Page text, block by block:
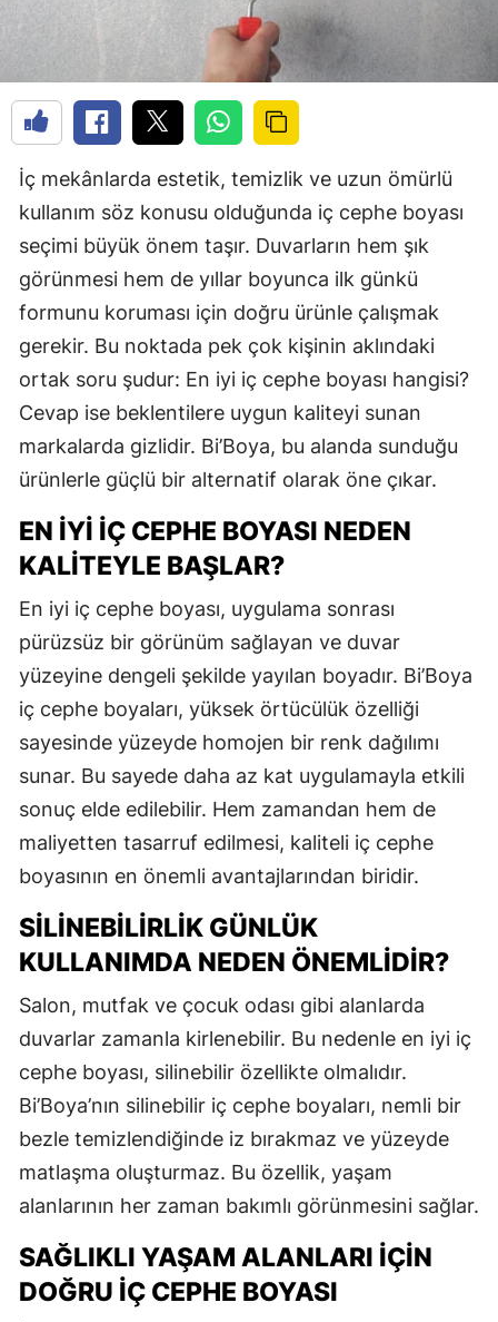
İç mekânlarda estetik, temizlik ve uzun ömürlü
kullanım söz konusu olduğunda iç cephe boyası
seçimi büyük önem taşır. Duvarların hem şık
görünmesi hem de yıllar boyunca ilk günkü
formunu koruması için doğru ürünle çalışmak
gerekir. Bu noktada pek çok kişinin aklındaki
ortak soru şudur: En iyi iç cephe boyası hangisi?
Cevap ise beklentilere uygun kaliteyi sunan
markalarda gizlidir. Bi’Boya, bu alanda sunduğu
ürünlerle güçlü bir alternatif olarak öne çıkar.
EN İYI İÇ CEPHE BOYASI NEDEN
KALITEYLE BAŞLAR?
En iyi iç cephe boyası, uygulama sonrası
pürüzsüz bir görünüm sağlayan ve duvar
yüzeyine dengeli şekilde yayılan boyadır. Bi’Boya
iç cephe boyaları, yüksek örtücülük özelliği
sayesinde yüzeyde homojen bir renk dağılımı
sunar. Bu sayede daha az kat uygulamayla etkili
sonuç elde edilebilir. Hem zamandan hem de
maliyetten tasarruf edilmesi, kaliteli iç cephe
boyasının en önemli avantajlarından biridir.
SILINEBILIRLIK GÜNLÜK
KULLANIMDA NEDEN ÖNEMLIDIR?
Salon, mutfak ve çocuk odası gibi alanlarda
duvarlar zamanla kirlenebilir. Bu nedenle en iyi iç
cephe boyası, silinebilir özellikte olmalıdır.
Bi’Boya’nın silinebilir iç cephe boyaları, nemli bir
bezle temizlendiğinde iz bırakmaz ve yüzeyde
matlaşma oluşturmaz. Bu özellik, yaşam
alanlarının her zaman bakımlı görünmesini sağlar.
SAĞLIKLI YAŞAM ALANLARI İÇIN
DOĞRU İÇ CEPHE BOYASI